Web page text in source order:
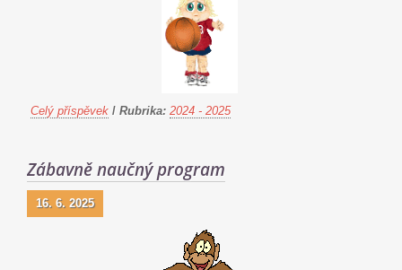
Celý příspěvek / Rubrika: 2024 - 2025
Zábavně naučný program
16. 6. 2025